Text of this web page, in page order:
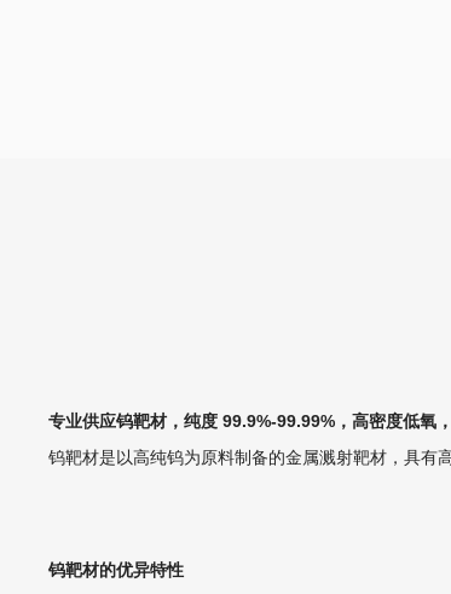
专业供应钨靶材，纯度 99.9%-99.99%，高密度低氧
钨靶材是以高纯钨为原料制备的金属溅射靶材，具有
钨靶材的优异特性